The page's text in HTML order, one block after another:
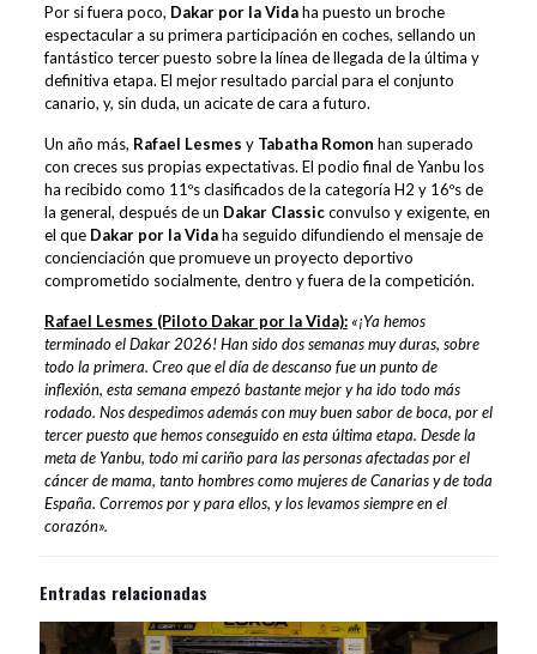
Por si fuera poco, Dakar por la Vidaha puesto un broche
espectacular a su primera participación en coches, sellando un
fantástico tercer puesto sobre la línea de llegada de la última y
definitiva etapa. El mejor resultado parcial para el conjunto
canario, y, sin duda, un acicate de cara a futuro.
Un año más, Rafael Lesmes y Tabatha Romon han superado
con creces sus propias expectativas. El podio final de Yanbu los
ha recibido como 11ºs clasificados de la categoría H2 y 16ºs de
la general, después de un Dakar Classicconvulso y exigente, en
el que Dakar por la Vidaha seguido difundiendo el mensaje de
concienciación que promueve un proyecto deportivo
comprometido socialmente, dentro y fuera de la competición.
Rafael Lesmes (Piloto Dakar por la Vida): «¡Ya hemos
terminado el Dakar 2026! Han sido dos semanas muy duras, sobre
todo la primera. Creo que el día de descanso fue un punto de
inflexión, esta semana empezó bastante mejor y ha ido todo más
rodado. Nos despedimos además con muy buen sabor de boca, por el
tercer puesto que hemos conseguido en esta última etapa. Desde la
meta de Yanbu, todo mi cariño para las personas afectadas por el
cáncer de mama, tanto hombres como mujeres de Canarias y de toda
España. Corremos por y para ellos, y los levamos siempre en el
corazón».
Entradas relacionadas